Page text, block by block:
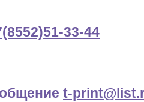
33-44
t-